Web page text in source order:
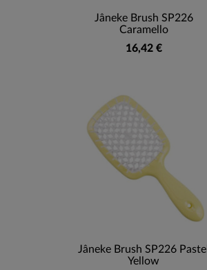
Jâneke Brush SP226
Caramello
16,42 €
Jâneke Brush SP226 Pastel
Yellow